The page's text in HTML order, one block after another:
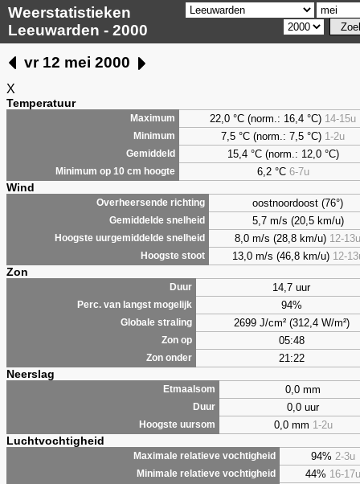
Weerstatistieken
Leeuwarden - 2000
vr 12 mei 2000
X
Temperatuur
Maximum 22,0 °C (norm.: 16,4 °C) 14-15u
Minimum 7,5 °C (norm.: 7,5 °C) 1-2u
Gemiddeld 15,4 °C (norm.: 12,0 °C)
Minimum op 10 cm hoogte 6,2°C 6-7u
Wind
Overheersende richting oostnoordoost (76°)
Gemiddelde snelheid 5,7 m/s (20,5 km/u)
Hoogste uurgemiddelde snelheid 8,0 m/s (28,8 km/u) 12-13u
Hoogste stoot 13,0 m/s (46,8 km/u) 12-
Zon
Duur 14,7 uur
Perc. van langst mogelijk 94%
Globale straling 2699 J/cm² (312,4 W/m²)
Zon op 05:48
Zon onder 21:22
Neerslag
Etmaalsom 0,0 mm
Duur 0,0 uur
Hoogste uursom 0,0 mm 1-2u
Luchtvochtigheid
Maximale relatieve vochtigheid 94% 2-3u
Minimale relatieve vochtigheid 44% 16-17u